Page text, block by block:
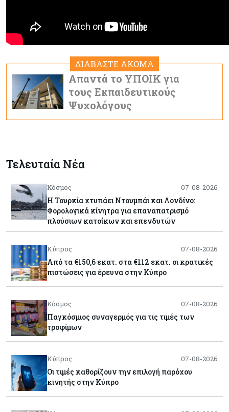
ΔΙΑΒΑΣΤΕ ΑΚΟΜΑ
Απαντά το ΥΠΟΙΚ για
τους Εκπαιδευτικούς
Ψυχολόγους
Τελευταία Νέα
Κόσμος 07-08-2026
Η Τουρκία χτυπάει Ντουμπάι και Λονδίνο:
Φορολογικά κίνητρα για επαναπατρισμό
πλούσιων κατοίκων και επενδυτών
Κύπρος 07-08-2026
Από τα €150,6 εκατ. στα €112 εκατ. οι κρατικές
πιστώσεις για έρευνα στην Κύπρο
Κόσμος 07-08-2026
Παγκόσμιος συναγερμός για τις τιμές των
τροφίμων
Κύπρος 07-08-2026
Οι τιμές καθορίζουν την επιλογή παρόχου
κινητής στην Κύπρο